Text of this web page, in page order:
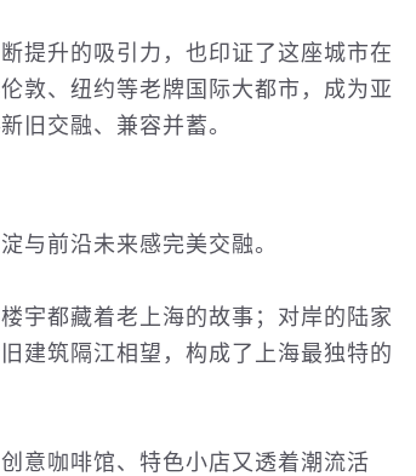
提升的吸引力，也印证了这座城市在
敦、纽约等老牌国际大都市，成为亚
旧交融、兼容并蓄。
与前沿未来感完美交融。
宇都藏着老上海的故事；对岸的陆家
建筑隔江相望，构成了上海最独特的
意咖啡馆、特色小店又透着潮流活